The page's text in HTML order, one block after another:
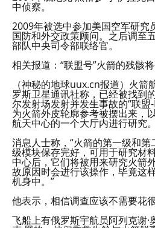
中侦察。
2009年被选中参加美国空军研究
国防和外交政策顾问。之后调至
部队中央司令部联络官。
相关报道：“联盟号”火箭的残骸
（神秘的地球uux.cn报道）火箭
罗斯卫星通讯社称，已经被找到
尔发射场发射并发生事故的“联盟
为火箭外皮轮廓参考被摆出来，
航天中心的一个大厅内进行研究。
消息人士称，“火箭的第一级和
级模块保存完好，可用于研究材
中心后，它们将被用来研究火箭
故原因时会进行该操作，毕竟这
机身中。”
他表示，相信调查应该不需要花很
飞船上有俄罗斯宇航员阿列克谢